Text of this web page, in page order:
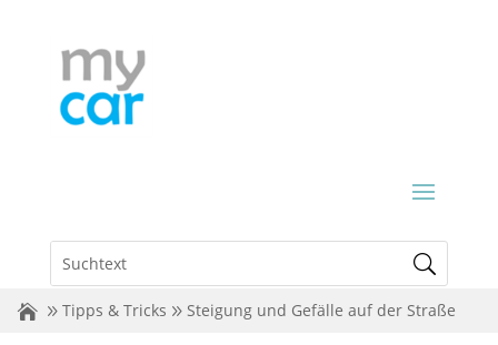
Tipps & Tricks Steigung und Gefälle auf der Straße